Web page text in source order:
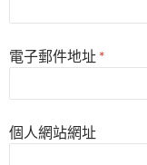
電子郵件地址 *
個人網站網址